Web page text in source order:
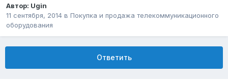
Автор: Ugin
11 сентября, 2014 в Покупка и продажа телекоммуникационного
оборудования
Ответить